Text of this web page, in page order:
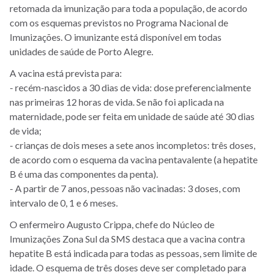
retomada da imunização para toda a população, de acordo
com os esquemas previstos no Programa Nacional de
Imunizações. O imunizante está disponível em todas
unidades de saúde de Porto Alegre.
A vacina está prevista para:
- recém-nascidos a 30 dias de vida: dose preferencialmente
nas primeiras 12 horas de vida. Se não foi aplicada na
maternidade, pode ser feita em unidade de saúde até 30 dias
de vida;
- crianças de dois meses a sete anos incompletos: três doses,
de acordo com o esquema da vacina pentavalente (a hepatite
B é uma das componentes da penta).
- A partir de 7 anos, pessoas não vacinadas: 3 doses, com
intervalo de 0, 1 e 6 meses.
O enfermeiro Augusto Crippa, chefe do Núcleo de
Imunizações Zona Sul da SMS destaca que a vacina contra
hepatite B está indicada para todas as pessoas, sem limite de
idade. O esquema de três doses deve ser completado para